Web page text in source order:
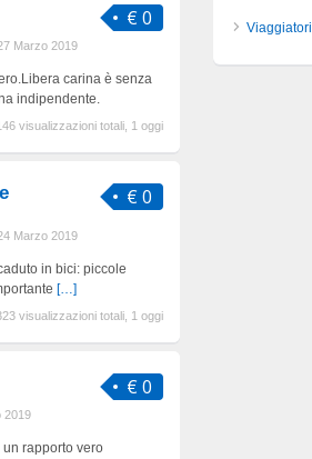
€ 0
Marzo 2019
carina è senza
indipendente.
visualizzazioni totali, 1 oggi
€ 0
Marzo 2019
in bici: piccole
[…]
visualizzazioni totali, 1 oggi
€ 0
2019
rapporto vero
Viaggiatori